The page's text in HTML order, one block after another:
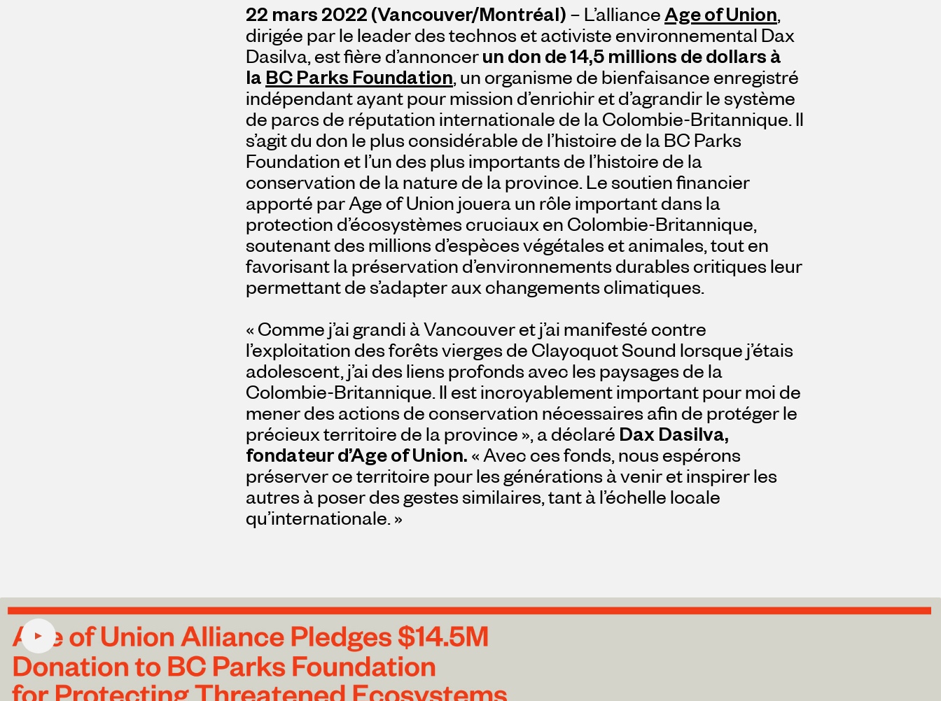
22 mars 2022 (Vancouver/Montréal) – L’allianceAge of Union,
dirigée par le leader des technos et activiste environnemental Dax
Dasilva, est fière d’annoncerun don de14,5 millions de dollars à
la BC Parks Foundation, un organisme de bienfaisance enregistré
indépendant ayant pour mission d’enrichir et d’agrandir le système
de parcs de réputation internationale de la Colombie-Britannique. Il
s’agit du don le plus considérable de l’histoire de la BC Parks
Foundation et l’un des plus importants de l’histoire de la
conservation de la nature de la province. Le soutien financier
apporté par Age of Union jouera un rôle important dans la
protection d’écosystèmes cruciaux en Colombie-Britannique,
soutenant des millions d’espèces végétales et animales, tout en
favorisant la préservation d’environnements durables critiques leur
permettant de s’adapter aux changements climatiques.
« Comme j’ai grandi à Vancouver et j’ai manifesté contre
l’exploitation des forêts vierges de Clayoquot Sound lorsque j’étais
adolescent, j’ai des liens profonds avec les paysages de la
Colombie-Britannique. Il est incroyablement important pour moi de
mener des actions de conservation nécessaires afin de protéger le
précieux territoire de la province », a déclaré Dax Dasilva,
fondateur d’Age of Union. « Avec ces fonds, nous espérons
préserver ce territoire pour les générations à venir et inspirer les
autres à poser des gestes similaires, tant à l’échelle locale
qu’internationale. »